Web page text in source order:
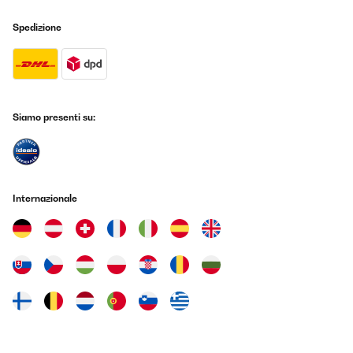
l'inverno possono essere utilizzati come se fossero unità di
ad essere significativi.
aspirano, rendendo il processo di raffreddamento più
Alcune unità possono essere usate solo come
deumidificatori, cioè senza attivare la modalità di
raffreddamento.
Ruote e rotelle
importante, poiché se c'è una cosa che rende questi
dispositivi portatili, sono proprio le loro rotelle. Se non le
avessero, sarebbe necessario spostare tra i 20 e i 30
chilogrammi a mano attraverso la nostra casa.
Pannello di controllo digitale
Sebbene i pannelli analogici,
cioè quelli con una ruota girevole, pulsanti sporgenti e
Spedizione
Siamo presenti su:
Internazionale